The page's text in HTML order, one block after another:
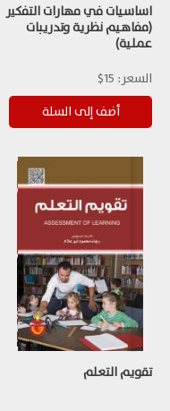
اساسيات في مهارات التفكير
(مفاهيم نظرية وتدريبات
عملية)
السعر: 15$
تقويم التعلم